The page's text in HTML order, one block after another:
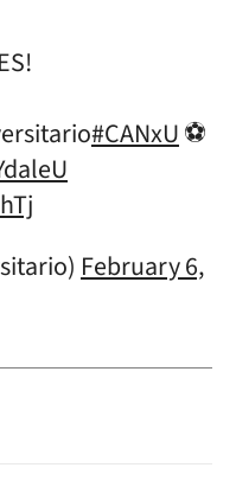
#CANxU⚽
February 6,